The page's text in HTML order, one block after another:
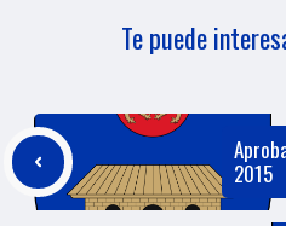
Te puede
2015